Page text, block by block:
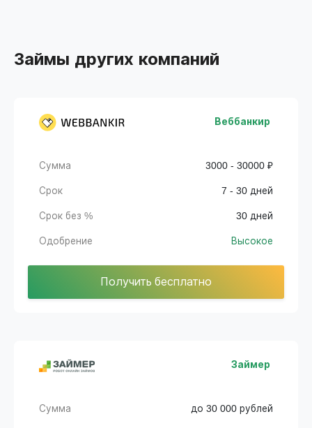
Займы других компаний
Веббанкир
Сумма 3000 - 30000 ₽
Срок 7 - 30 дней
Срок без % 30 дней
Одобрение Высокое
Получить бесплатно
Займер
Сумма до 30 000 рублей